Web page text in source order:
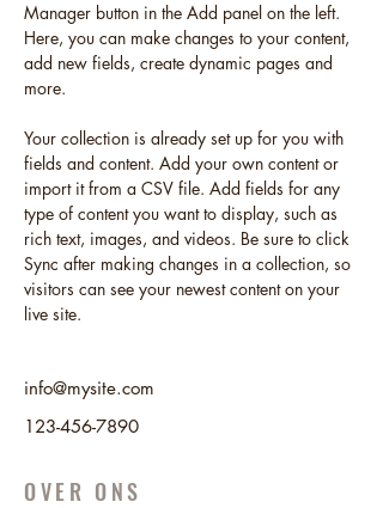
Manager button in the Add panel on the left.
Here, you can make changes to your content,
add new fields, create dynamic pages and
more.
Your collection is already set up for you with
fields and content. Add your own content or
import it from a CSV file. Add fields for any
type of content you want to display, such as
rich text, images, and videos. Be sure to click
Sync after making changes in a collection, so
visitors can see your newest content on your
live site.
info@mysite.com
123-456-7890
OVER ONS